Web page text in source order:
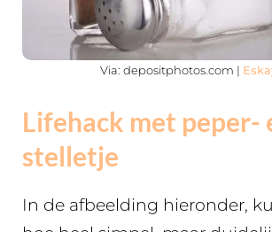
Via: depositphotos.com |
Lifehack met peper-
stelletje
In de afbeelding hieronder,